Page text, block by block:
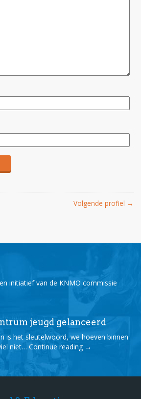
Volgende profiel →
initiatief van de KNMO commissie
jeugd gelanceerd
is het sleutelwoord, we hoeven binnen
niet… Continue reading →